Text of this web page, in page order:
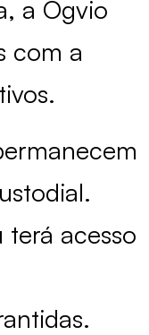
a Ogvio
com a
acesso